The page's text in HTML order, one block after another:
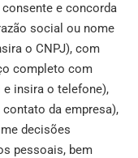
e concorda
social ou nome
o CNPJ), com
completo com
insira o telefone),
da empresa),
decisões
pessoais, bem